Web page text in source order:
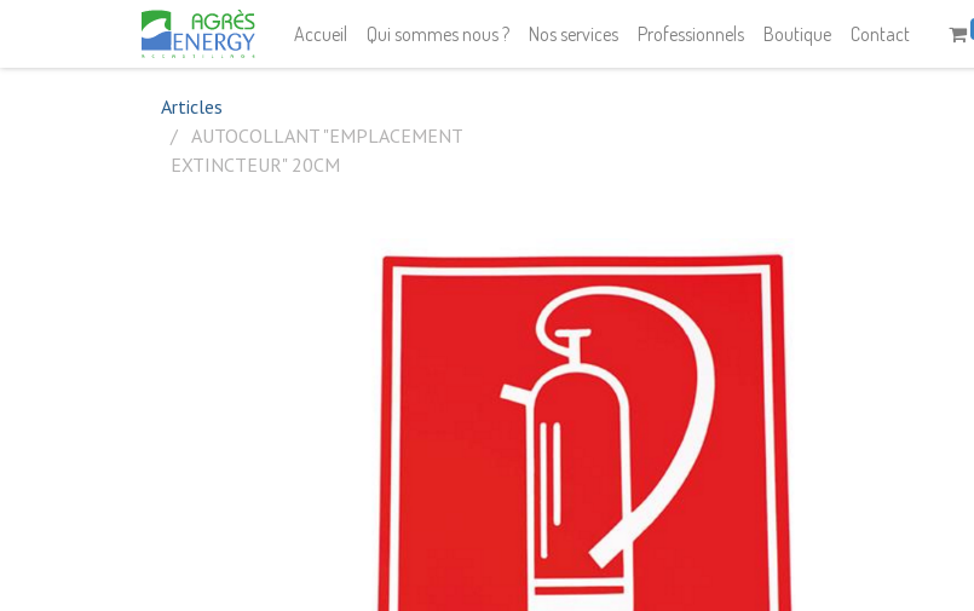
Accueil Qui sommes nous ? Nos services Professionnels Boutique Contact
Articles
AUTOCOLLANT "EMPLACEMENT
EXTINCTEUR" 20CM